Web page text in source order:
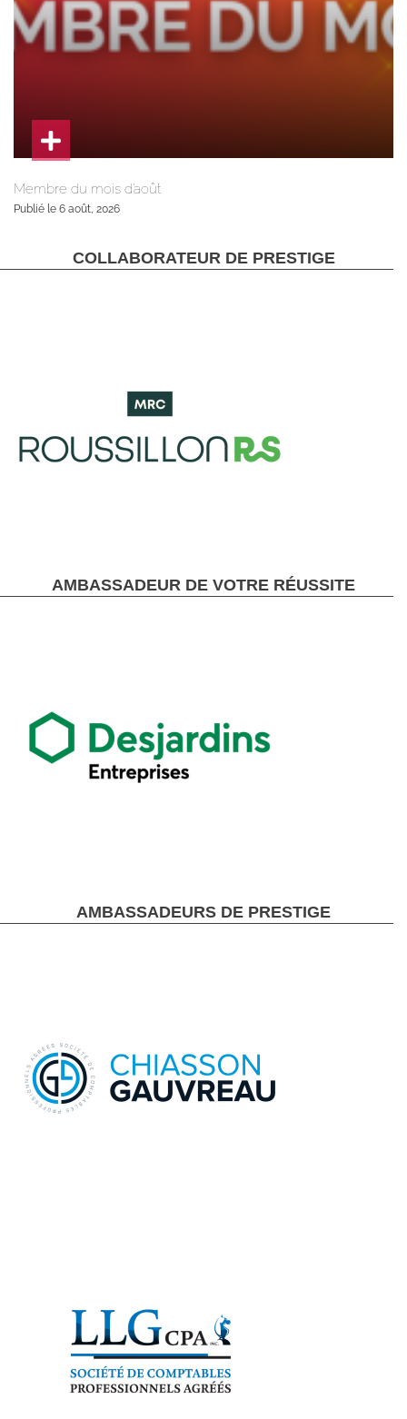
Membre du mois d’août
Publié le 6 août, 2026
COLLABORATEUR DE PRESTIGE
AMBASSADEUR DE VOTRE RÉUSSITE
AMBASSADEURS DE PRESTIGE